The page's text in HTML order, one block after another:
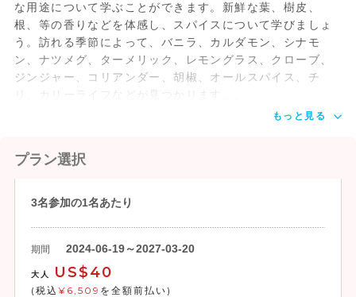
な用途について学ぶことができます。新鮮な葉、樹皮、
根、等の香りなどを体感し、スパイスについて学びましょ
う。訪れる季節によって、バニラ、カルダモン、シナモ
ン、ナツメグ、ターメリック、レモングラス、クローブ、
ジンジャー、コリアンダー、胡椒、オールスパイス、チ
リ、カリーライフなどが見つかります。。
もっと見る
プラン選択
3名参加の1名あたり
期間 2024-06-19～2027-03-20
大人 US$40
(税込 ¥6,509 を全額前払い)